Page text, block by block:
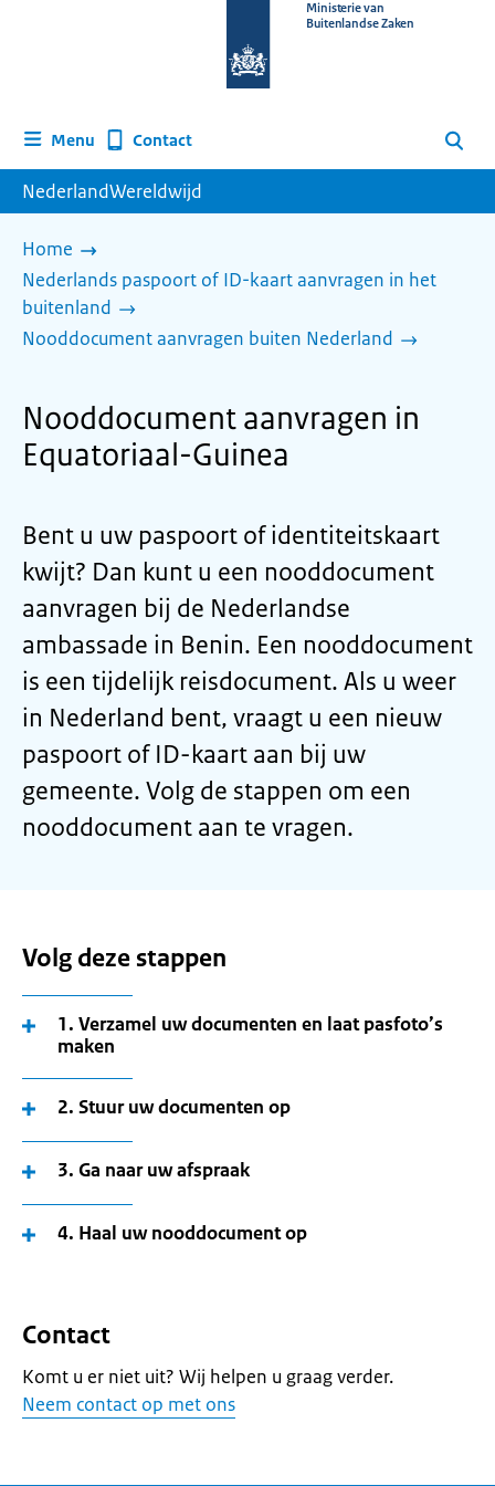
homepage
Ministerie van
Buitenlandse Zaken
Menu Contact Zoeken
NederlandWereldwijd
Home
Nederlands paspoort of ID-kaart aanvragen in het
buitenland
Nooddocument aanvragen buiten Nederland
Nooddocument aanvragen in
Equatoriaal-Guinea
Bent u uw paspoort of identiteitskaart
kwijt? Dan kunt u een nooddocument
aanvragen bij de Nederlandse
ambassade in Benin. Een nooddocument
is een tijdelijk reisdocument. Als u weer
in Nederland bent, vraagt u een nieuw
paspoort of ID-kaart aan bij uw
gemeente. Volg de stappen om een
nooddocument aan te vragen.
Volg deze stappen
1. Verzamel uw documenten en laat pasfoto’s
maken
2. Stuur uw documenten op
3. Ga naar uw afspraak
4. Haal uw nooddocument op
Contact
Komt u er niet uit? Wij helpen u graag verder.
Neem contact op met ons